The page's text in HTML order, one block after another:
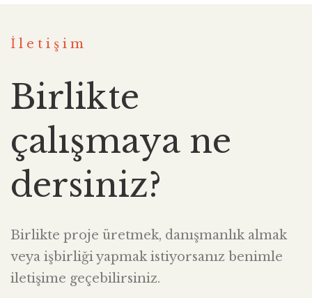
İletişim
Birlikte
çalışmaya ne
dersiniz?
Birlikte proje üretmek, danışmanlık almak
veya işbirliği yapmak istiyorsanız benimle
iletişime geçebilirsiniz.